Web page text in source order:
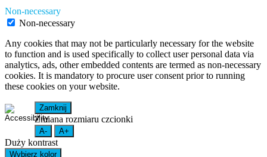
Non-necessary
Non-necessary
Any cookies that may not be particularly necessary for the website
to function and is used specifically to collect user personal data via
analytics, ads, other embedded contents are termed as non-necessary
cookies. It is mandatory to procure user consent prior to running
these cookies on your website.
Zamknij
Zmiana rozmiaru czcionki
A- A+
Duży kontrast
Wybierz kolor